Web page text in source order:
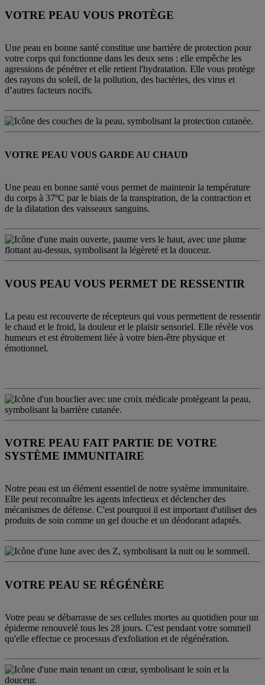
VOTRE PEAU VOUS PROTÈGE
Une peau en bonne santé constitue une barrière de protection pour
votre corps qui fonctionne dans les deux sens : elle empêche les
agressions de pénétrer et elle retient l'hydratation. Elle vous protège
des rayons du soleil, de la pollution, des bactéries, des virus et
d’autres facteurs nocifs.​
VOTRE PEAU VOUS GARDE AU CHAUD
Une peau en bonne santé vous permet de maintenir la température
du corps à 37ºC par le biais de la transpiration, de la contraction et
de la dilatation des vaisseaux sanguins.
VOUS PEAU VOUS PERMET DE RESSENTIR
La peau est recouverte de récepteurs qui vous permettent de ressentir
le chaud et le froid, la douleur et le plaisir sensoriel. Elle révèle vos
humeurs et est étroitement liée à votre bien-être physique et
émotionnel.
VOTRE PEAU FAIT PARTIE DE VOTRE
SYSTÈME IMMUNITAIRE
Notre peau est un élément essentiel de notre système immunitaire.
Elle peut reconnaître les agents infectieux et déclencher des
mécanismes de défense. C'est pourquoi il est important d'utiliser des
produits de soin comme un gel douche et un déodorant adaptés.
VOTRE PEAU SE RÉGÉNÈRE
Votre peau se débarrasse de ses cellules mortes au quotidien pour un
épiderme renouvelé tous les 28 jours. C'est pendant votre sommeil
qu'elle effectue ce processus d'exfoliation et de régénération.